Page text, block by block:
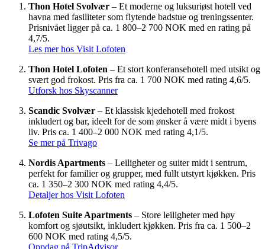
Thon Hotel Svolvær – Et moderne og luksuriøst hotell ved
havna med fasiliteter som flytende badstue og treningssenter.
Prisnivået ligger på ca. 1 800–2 700 NOK med en rating på
4,7/5.
Les mer hos Visit Lofoten
Thon Hotel Lofoten – Et stort konferansehotell med utsikt og
svært god frokost. Pris fra ca. 1 700 NOK med rating 4,6/5.
Utforsk hos Skyscanner
Scandic Svolvær – Et klassisk kjedehotell med frokost
inkludert og bar, ideelt for de som ønsker å være midt i byens
liv. Pris ca. 1 400–2 000 NOK med rating 4,1/5.
Se mer på Trivago
Nordis Apartments – Leiligheter og suiter midt i sentrum,
perfekt for familier og grupper, med fullt utstyrt kjøkken. Pris
ca. 1 350–2 300 NOK med rating 4,4/5.
Detaljer hos Visit Lofoten
Lofoten Suite Apartments – Store leiligheter med høy
komfort og sjøutsikt, inkludert kjøkken. Pris fra ca. 1 500–2
600 NOK med rating 4,5/5.
Oppdag på TripAdvisor